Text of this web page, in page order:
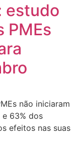
estudo
PMEs
não iniciaram
63% dos
efeitos nas suas